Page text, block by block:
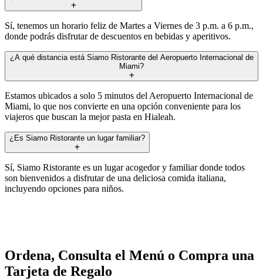
Sí, tenemos un horario feliz de Martes a Viernes de 3 p.m. a 6 p.m.,
donde podrás disfrutar de descuentos en bebidas y aperitivos.
¿A qué distancia está Siamo Ristorante del Aeropuerto Internacional de
Miami?
Estamos ubicados a solo 5 minutos del Aeropuerto Internacional de
Miami, lo que nos convierte en una opción conveniente para los
viajeros que buscan la mejor pasta en Hialeah.
¿Es Siamo Ristorante un lugar familiar?
Sí, Siamo Ristorante es un lugar acogedor y familiar donde todos
son bienvenidos a disfrutar de una deliciosa comida italiana,
incluyendo opciones para niños.
Ordena, Consulta el Menú o Compra una
Tarjeta de Regalo